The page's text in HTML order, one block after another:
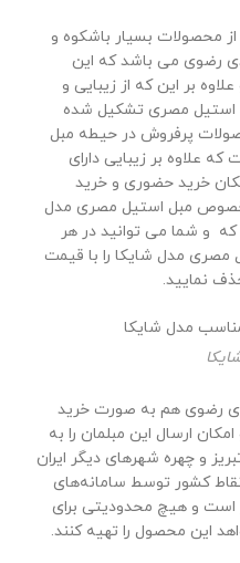
محصولات بسیار باشکوه و
رضوی می باشد که این
بر این که از زیبایی و
استیل مصری تشکیل شده
پرفروش در حیطه مبل
علاوه بر زیبایی دارای
خرید حضوری و خرید
مبل استیل مصری مدل
و شما می توانید در هر
مصری مدل شایکا را با قیمت
نمایید.
رضوی هم به صورت خرید
ارسال این مبلمان را به
و چهره شهرهای دیگر ایران
کشور توسط سامانه‌های
است و هیچ محدودیتی برای
این محصول را تهیه کنند.